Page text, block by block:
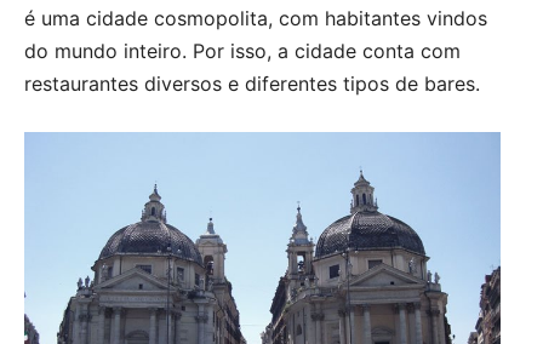
é uma cidade cosmopolita, com habitantes vindos
do mundo inteiro. Por isso, a cidade conta com
restaurantes diversos e diferentes tipos de bares.